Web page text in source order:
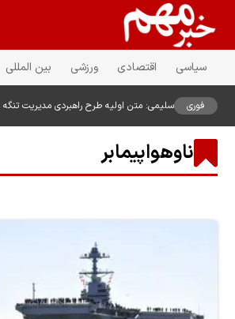
سیاسی اقتصادی ورزشی بین المللی
فوری سلیمی: متن اولیه طرح راهبردی مدیریت
ناوهواپیمابر